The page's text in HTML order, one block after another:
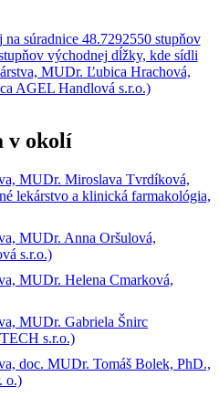
v okolí
MUDr. Miroslava Tvrdíková,
lekárstvo a klinická farmakológia,
MUDr. Anna Oršulová,
s.r.o.)
MUDr. Helena Cmarková,
MUDr. Gabriela Šnirc
s.r.o.)
doc. MUDr. Tomáš Bolek, PhD.,
o.)